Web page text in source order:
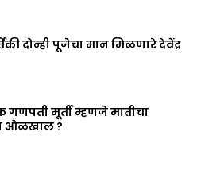
दोन्ही पूजेचा मान मिळणारे देवेंद्र
गणपती मूर्ती म्हणजे मातीचा
ओळखाल ?